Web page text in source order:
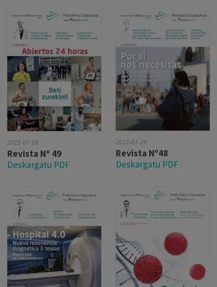
2021-07-28
Revista Nº 49
Deskargatu PDF
2021-01-29
Revista Nº48
Deskargatu PDF